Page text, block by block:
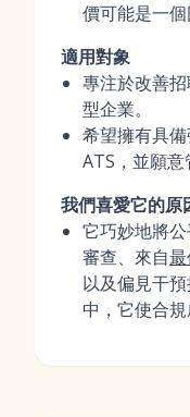
價可能是一個
適用對象
專注於改善
型企業。
希望擁有具
ATS，並願意
我們喜愛它的原
它巧妙地將
審查、來自
以及偏見干
中，它使合規